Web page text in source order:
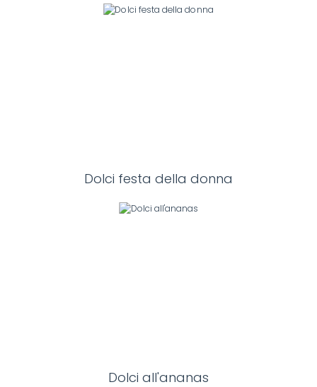
Dolci festa della donna
Dolci all'ananas